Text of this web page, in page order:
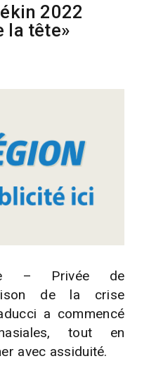
2022
la tête»
– Privée de
de la crise
a commencé
tout en
avec assiduité.